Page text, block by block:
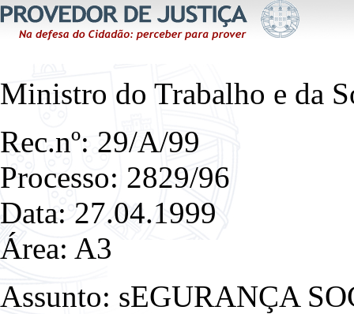
Ministro do Trabalho e da
Rec.nº: 29/A/99
Processo: 2829/96
Data: 27.04.1999
Área: A3
Assunto: sEGURANÇA